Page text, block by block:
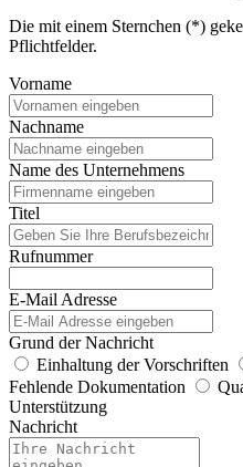
Die mit einem Sternchen (*)
Pflichtfelder.
Vorname
Nachname
Name des Unternehmens
Titel
Rufnummer
E-Mail Adresse
Grund der Nachricht
Einhaltung der Vorschriften
Fehlende Dokumentation
Unterstützung
Nachricht